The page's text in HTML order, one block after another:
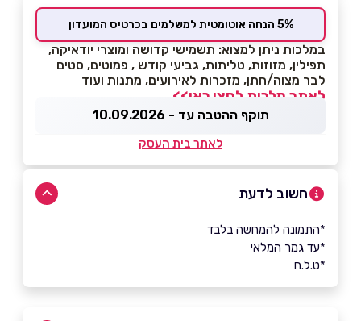
5% הנחה אוטומטית למשלמים בכרטיס המועדון
במלכות ניתן למצוא: תשמישי קדושה ומוצרי יודאיקה,
תפילין, מזוזות, טליתות, גביעי קודש , פמוטים, סטים
לבר מצוה/חתן, מזכרות לאירועים, מתנות ועוד
לאתר מלכות לחצו כאן>>
תוקף ההטבה עד - 10.09.2026
לאתר בית העסק
חשוב לדעת
*התמונה להמחשה בלבד
*עד גמר המלאי
*ט.ל.ח